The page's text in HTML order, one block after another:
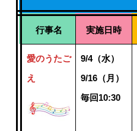
行事名 実施日時
愛のうたご
え
9/4（水）
9/16（月）
毎回10:30